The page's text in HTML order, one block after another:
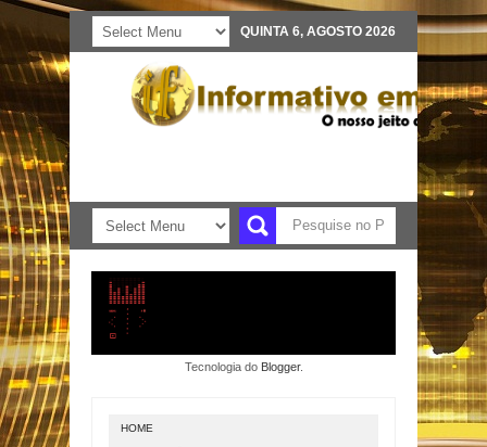
QUINTA 6, AGOSTO 2026
Tecnologia do Blogger.
HOME